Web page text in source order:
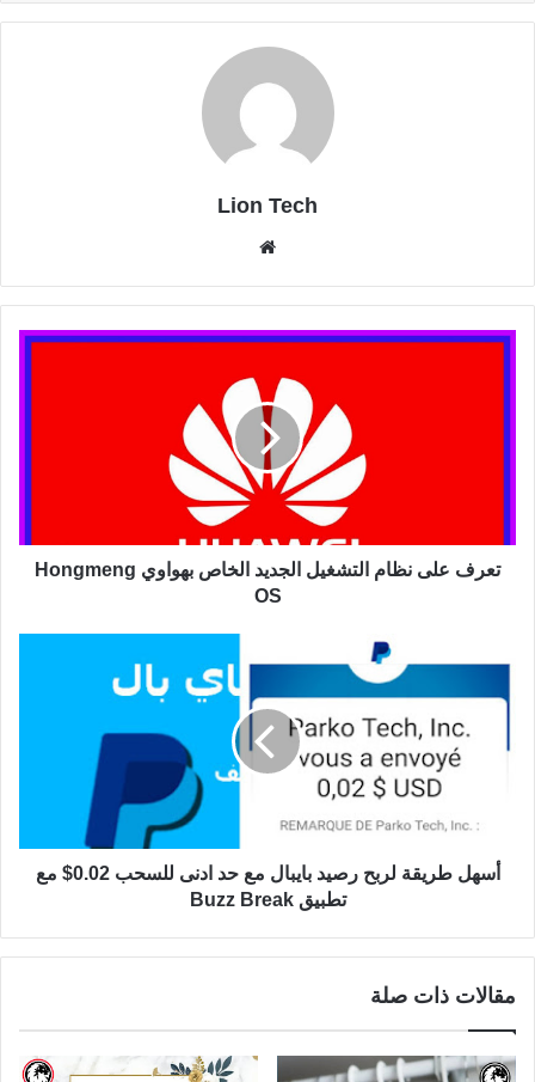
Lion Tech
تعرف على نظام التشغيل الجديد الخاص بهواوي Hongmeng
OS
أسهل طريقة لربح رصيد بايبال مع حد ادنى للسحب 0.02$ مع
تطبيق Buzz Break
مقالات ذات صلة